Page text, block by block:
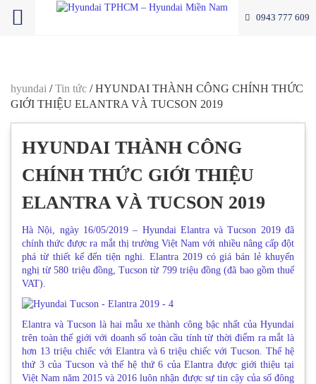
0943 777 609
hyundai /Tin tức /HYUNDAI THÀNH CÔNG CHÍNH THỨC
GIỚI THIỆU ELANTRA VÀ TUCSON 2019
HYUNDAI THÀNH CÔNG
CHÍNH THỨC GIỚI THIỆU
ELANTRA VÀ TUCSON 2019
Hà Nội, ngày 16/05/2019 – Hyundai Elantra và Tucson 2019 đã
chính thức được ra mắt thị trường Việt Nam với nhiều nâng cấp đột
phá từ thiết kế đến tiện nghi. Elantra 2019 có giá bán lẻ khuyến
nghị từ 580 triệu đồng, Tucson từ 799 triệu đồng (đã bao gồm thuế
VAT).
Elantra và Tucson là hai mẫu xe thành công bậc nhất của Hyundai
trên toàn thế giới với doanh số toàn cầu tính từ thời điểm ra mắt là
hơn 13 triệu chiếc với Elantra và 6 triệu chiếc với Tucson. Thế hệ
thứ 3 của Tucson và thế hệ thứ 6 của Elantra được giới thiệu tại
Việt Nam năm 2015 và 2016 luôn nhận được sự tin cậy của số đông